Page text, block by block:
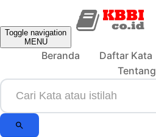
Toggle navigation
MENU
Beranda Daftar Kata
Tentang